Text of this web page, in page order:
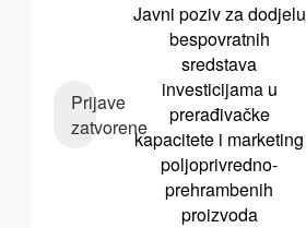
Prijave
zatvorene
Javni poziv za dodjelu
bespovratnih
sredstava
investicijama u
prerađivačke
kapacitete i marketing
poljoprivredno-
prehrambenih
proizvoda